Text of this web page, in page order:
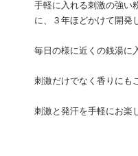
手軽に入れる刺激の強い
に、３年ほどかけて開発
毎日の様に近くの銭湯に
刺激だけでなく香りにも
刺激と発汗を手軽にお楽